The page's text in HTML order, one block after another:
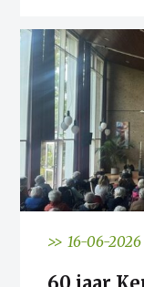
>> 16-06-2026